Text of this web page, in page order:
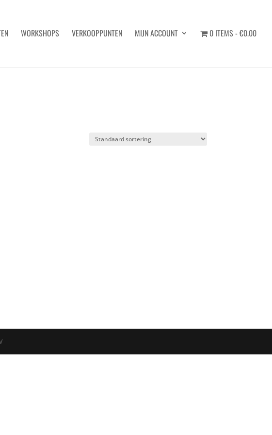
WORKSHOPS VERKOOPPUNTEN MIJN ACCOUNT 0 ITEMS €0.00